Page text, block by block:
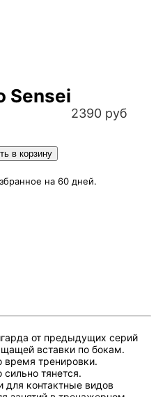
Sensei
2390 руб
на 60 дней.
от предыдущих серий
вставки по бокам.
время тренировки.
тянется.
для контактные видов